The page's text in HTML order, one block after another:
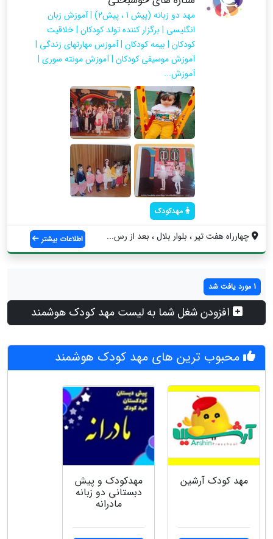
مهد دو زبانه (پیش 1 ، پیش۲) | آموزش زبان
انگلیسی | برگزار کننده تولد کودکان | خلاقیت
کودکان | بیمه کودکان | آموزس مهارتهای زندگی |
آموزش موسیقی کودکان | آموزش مونته سوری |
آموزش...
مهدکودک
چهارراه هفت تیر ، بلوار بلال ، بعد از رس... اطلاعات بیشتر
1 مورد یافت شد
افزودن شغل شما به لیست مهد کودک هوشمند
محبوب ترین های مهد کودک هوشمند
مهد کودک آرشین مهدکودک و پیش
دبستانی دو زبانه
مادرانه